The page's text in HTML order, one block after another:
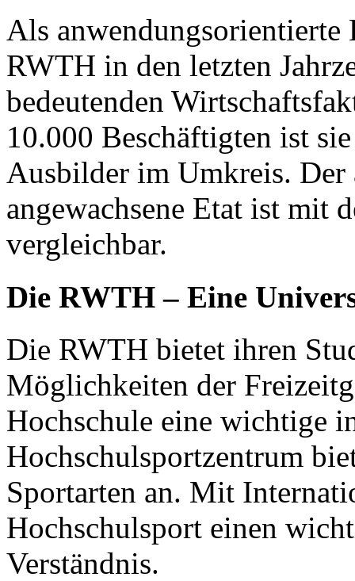
Als anwendungsorientierte
RWTH in den letzten
bedeutenden
10.000 Beschäftigten ist
Ausbilder im Umkreis.
angewachsene Etat ist mit
vergleichbar.
Die RWTH – Eine
Die RWTH bietet ihren
Möglichkeiten der
Hochschule eine wichtige
Hochschulsportzentrum
Sportarten an. Mit
Hochschulsport einen
Verständnis.